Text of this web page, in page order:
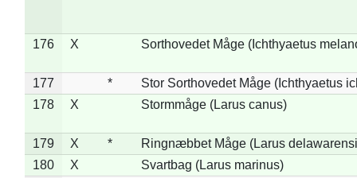
176 X Sorthovedet Måge (Ichthyaetus
177 *
Stor Sorthovedet Måge (Ichthyaetus
178
X Stormmåge (Larus canus)
179 X *
Ringnæbbet Måge (Larus
180
X
Svartbag (Larus marinus)